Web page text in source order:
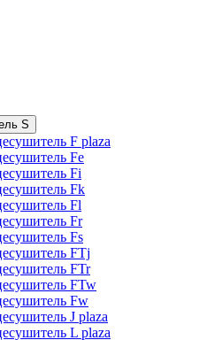
S
F plaza
Fe
Fi
Fk
Fl
Fr
Fs
FTj
FTr
FTw
Fw
J plaza
L plaza